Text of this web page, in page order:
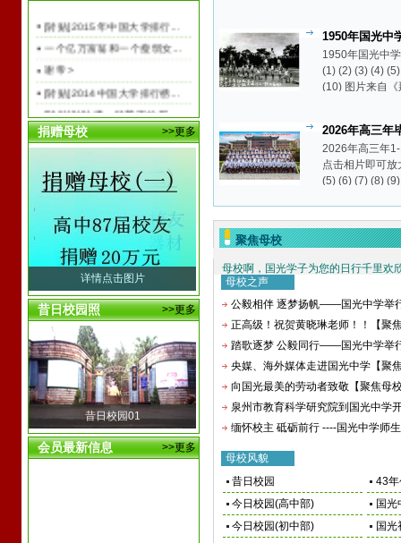
福州校友会 (1989年成立)...
菲律宾校友会第十七、十八...
高中八七届同学会 (2005年...
广州校友会 (1997年3月3日...
马来西亚校友会
泰国校友会 (1998年成立)...
漳州校友会 (1989年成立)...
[转贴]2015年中国大学排行...
一个亿万富翁和一个瘦弱女...
谢帝 >
[转贴]2014中国大学排行榜...
[转贴]吐吐槽，钱荒下的买...
[转贴]各地房贷收紧 小额...
[分享]新手爸妈要看的bab...
捐赠母校 >>更多
详情点击图片
昔日校园照 >>更多
昔日校园01
会员最新信息 >>更多
1950年国光中
(珍贵的老照片)【
1950年国光中
(1) (2) (3) (4)
(10) 图片来自
2026年高三年
班）【峥嵘岁月】
2026年高三年
点击相片即可
(5) (6) (7) (8)
聚焦母校
母校啊，国光学子为您的日行千里欢
母校之声
公毅相伴 逐梦扬帆——国光中学举
正高级！祝贺黄晓琳老师！！【聚
踏歌逐梦 公毅同行——国光中学举
央媒、海外媒体走进国光中学【聚
向国光最美的劳动者致敬【聚焦母
泉州市教育科学研究院到国光中学
缅怀校主 砥砺前行 ----国光中学师
母校风貌
昔日校园
43年
今日校园(高中部)
国光
今日校园(初中部)
国光